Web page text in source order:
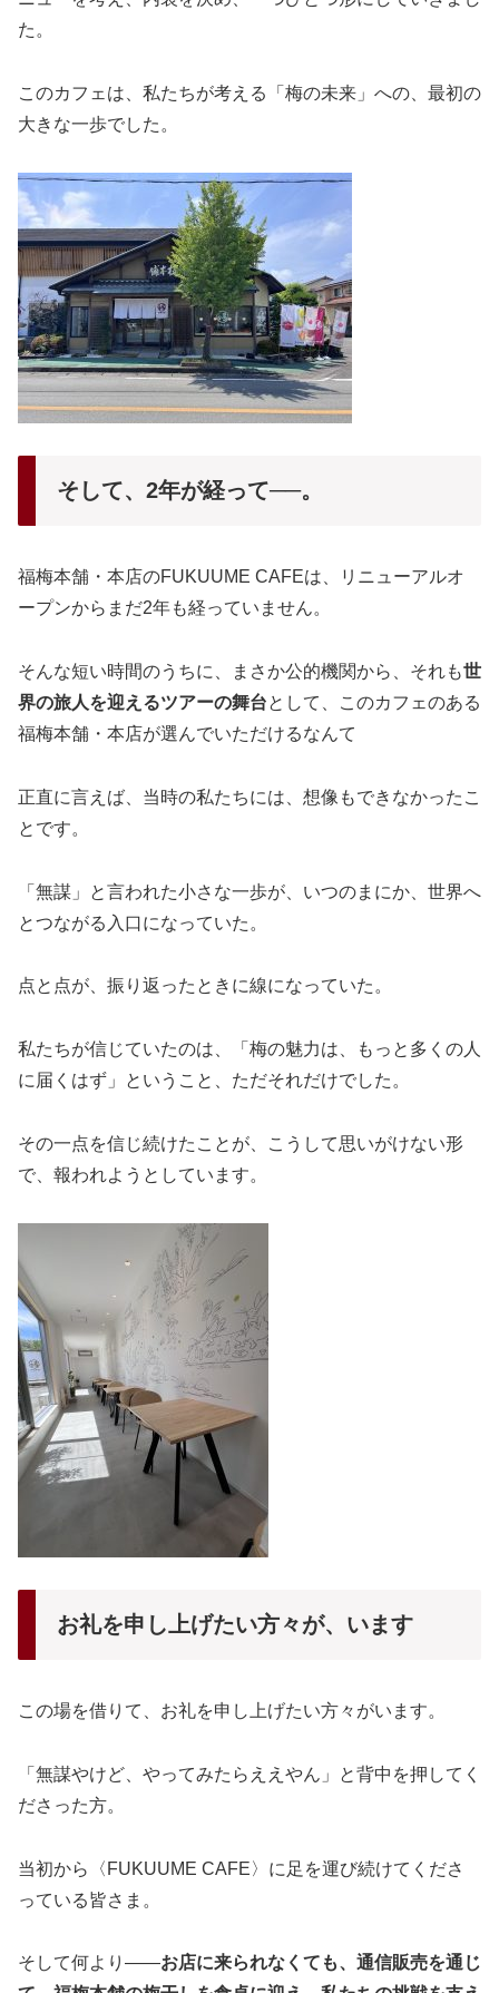
た。
このカフェは、私たちが考える「梅の未来」への、最初の
大きな一歩でした。
そして、2年が経って──。
福梅本舗・本店のFUKUUME CAFEは、リニューアルオ
ープンからまだ2年も経っていません。
そんな短い時間のうちに、まさか公的機関から、それも世
界の旅人を迎えるツアーの舞台として、このカフェのある
福梅本舗・本店が選んでいただけるなんて
正直に言えば、当時の私たちには、想像もできなかったこ
とです。
「無謀」と言われた小さな一歩が、いつのまにか、世界へ
とつながる入口になっていた。
点と点が、振り返ったときに線になっていた。
私たちが信じていたのは、「梅の魅力は、もっと多くの人
に届くはず」ということ、ただそれだけでした。
その一点を信じ続けたことが、こうして思いがけない形
で、報われようとしています。
お礼を申し上げたい方々が、います
この場を借りて、お礼を申し上げたい方々がいます。
「無謀やけど、やってみたらええやん」と背中を押してく
ださった方。
当初から〈FUKUUME CAFE〉に足を運び続けてくださ
っている皆さま。
そして何より――お店に来られなくても、通信販売を通じ